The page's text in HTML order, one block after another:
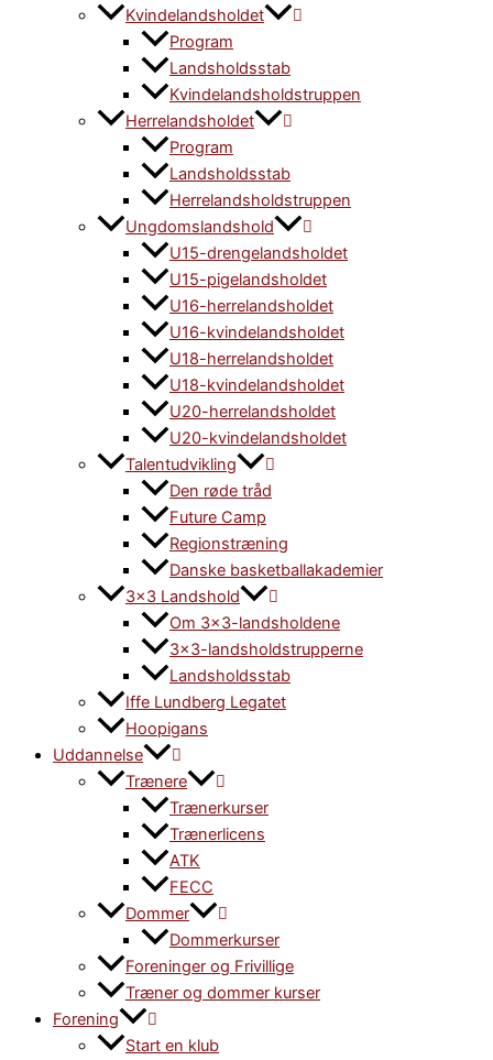
Kvindelandsholdet
Program
Landsholdsstab
Kvindelandsholdstruppen
Herrelandsholdet
Program
Landsholdsstab
Herrelandsholdstruppen
Ungdomslandshold
U15-drengelandsholdet
U15-pigelandsholdet
U16-herrelandsholdet
U16-kvindelandsholdet
U18-herrelandsholdet
U18-kvindelandsholdet
U20-herrelandsholdet
U20-kvindelandsholdet
Talentudvikling
Den røde tråd
Future Camp
Regionstræning
Danske basketballakademier
3×3 Landshold
Om 3×3-landsholdene
3×3-landsholdstrupperne
Landsholdsstab
Iffe Lundberg Legatet
Hoopigans
Uddannelse
Trænere
Trænerkurser
Trænerlicens
ATK
FECC
Dommer
Dommerkurser
Foreninger og Frivillige
Træner og dommer kurser
Forening
Start en klub